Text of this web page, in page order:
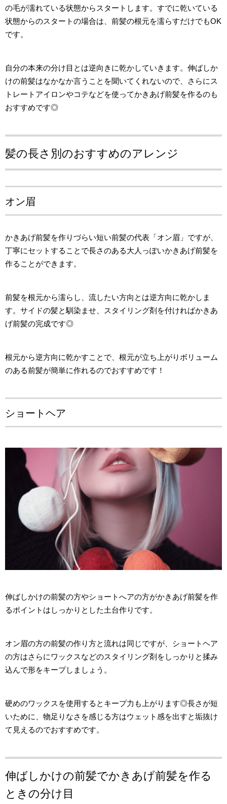
の毛が濡れている状態からスタートします。すでに乾いている
状態からのスタートの場合は、前髪の根元を濡らすだけでもOK
です。
自分の本来の分け目とは逆向きに乾かしていきます。伸ばしか
けの前髪はなかなか言うことを聞いてくれないので、さらにス
トレートアイロンやコテなどを使ってかきあげ前髪を作るのも
おすすめです◎
髪の長さ別のおすすめのアレンジ
オン眉
かきあげ前髪を作りづらい短い前髪の代表「オン眉」ですが、
丁寧にセットすることで長さのある大人っぽいかきあげ前髪を
作ることができます。
前髪を根元から濡らし、流したい方向とは逆方向に乾かしま
す。サイドの髪と馴染ませ、スタイリング剤を付ければかきあ
げ前髪の完成です◎
根元から逆方向に乾かすことで、根元が立ち上がりボリューム
のある前髪が簡単に作れるのでおすすめです！
ショートヘア
伸ばしかけの前髪の方やショートへアの方がかきあげ前髪を作
るポイントはしっかりとした土台作りです。
オン眉の方の前髪の作り方と流れは同じですが、ショートヘア
の方はさらにワックスなどのスタイリング剤をしっかりと揉み
込んで形をキープしましょう。
硬めのワックスを使用するとキープ力も上がります◎長さが短
いために、物足りなさを感じる方はウェット感を出すと垢抜け
て見えるのでおすすめです。
伸ばしかけの前髪でかきあげ前髪を作る
ときの分け目